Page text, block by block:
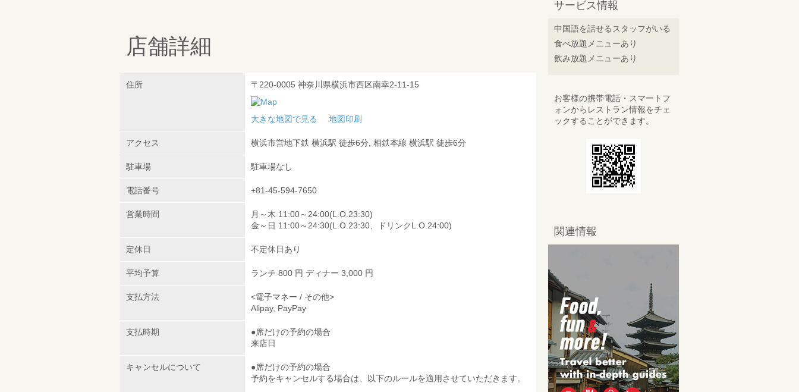
店舗詳細
住所 〒220-0005 神奈川県横浜市西区南幸2-11-15
大きな地図で見る 地図印刷
アクセス 横浜市営地下鉄 横浜駅 徒歩6分, 相鉄本線 横浜駅 徒歩6分
駐車場 駐車場なし
電話番号 +81-45-594-7650
営業時間
月～木 11:00～24:00(L.O.23:30)
金～日 11:00～24:30(L.O.23:30、ドリンクL.O.24:00)
定休日 不定休日あり
平均予算 ランチ 800 円 ディナー 3,000 円
支払方法
<電子マネー / その他>
Alipay, PayPay
支払時期
●席だけの予約の場合
来店日
キャンセルについて
●席だけの予約の場合
予約をキャンセルする場合は、以下のルールを適用させていただきます。
サービス情報
中国語を話せるスタッフがいる
食べ放題メニューあり
飲み放題メニューあり
お客様の携帯電話・スマートフ
ォンからレストラン情報をチェ
ックすることができます。
関連情報